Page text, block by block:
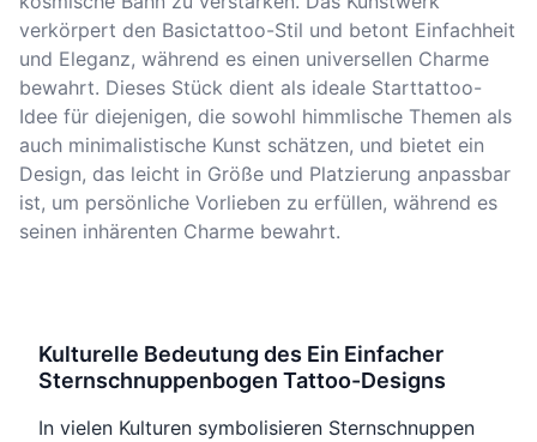
verkörpert den Basictattoo-Stil und betont Einfachheit
und Eleganz, während es einen universellen Charme
bewahrt. Dieses Stück dient als ideale Starttattoo-
Idee für diejenigen, die sowohl himmlische Themen als
auch minimalistische Kunst schätzen, und bietet ein
Design, das leicht in Größe und Platzierung anpassbar
ist, um persönliche Vorlieben zu erfüllen, während es
seinen inhärenten Charme bewahrt.
Kulturelle Bedeutung des Ein Einfacher
Sternschnuppenbogen Tattoo-Designs
In vielen Kulturen symbolisieren Sternschnuppen